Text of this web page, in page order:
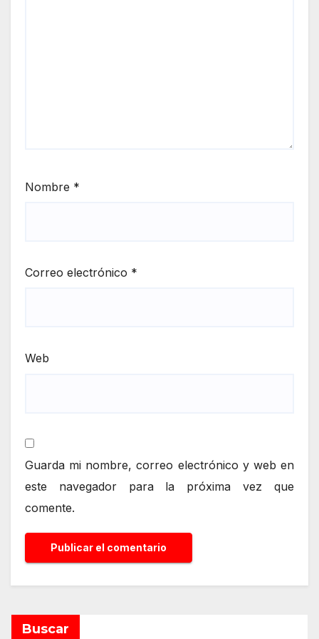
Nombre *
Correo electrónico *
Web
Guarda mi nombre, correo electrónico y web en
este navegador para la próxima vez que
comente.
Alternative:
Buscar